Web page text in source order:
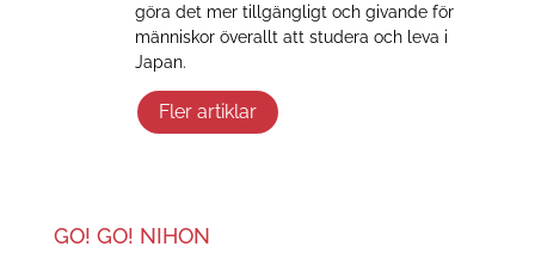
göra det mer tillgängligt och givande för
människor överallt att studera och leva i
Japan.
Fler artiklar
GO! GO! NIHON